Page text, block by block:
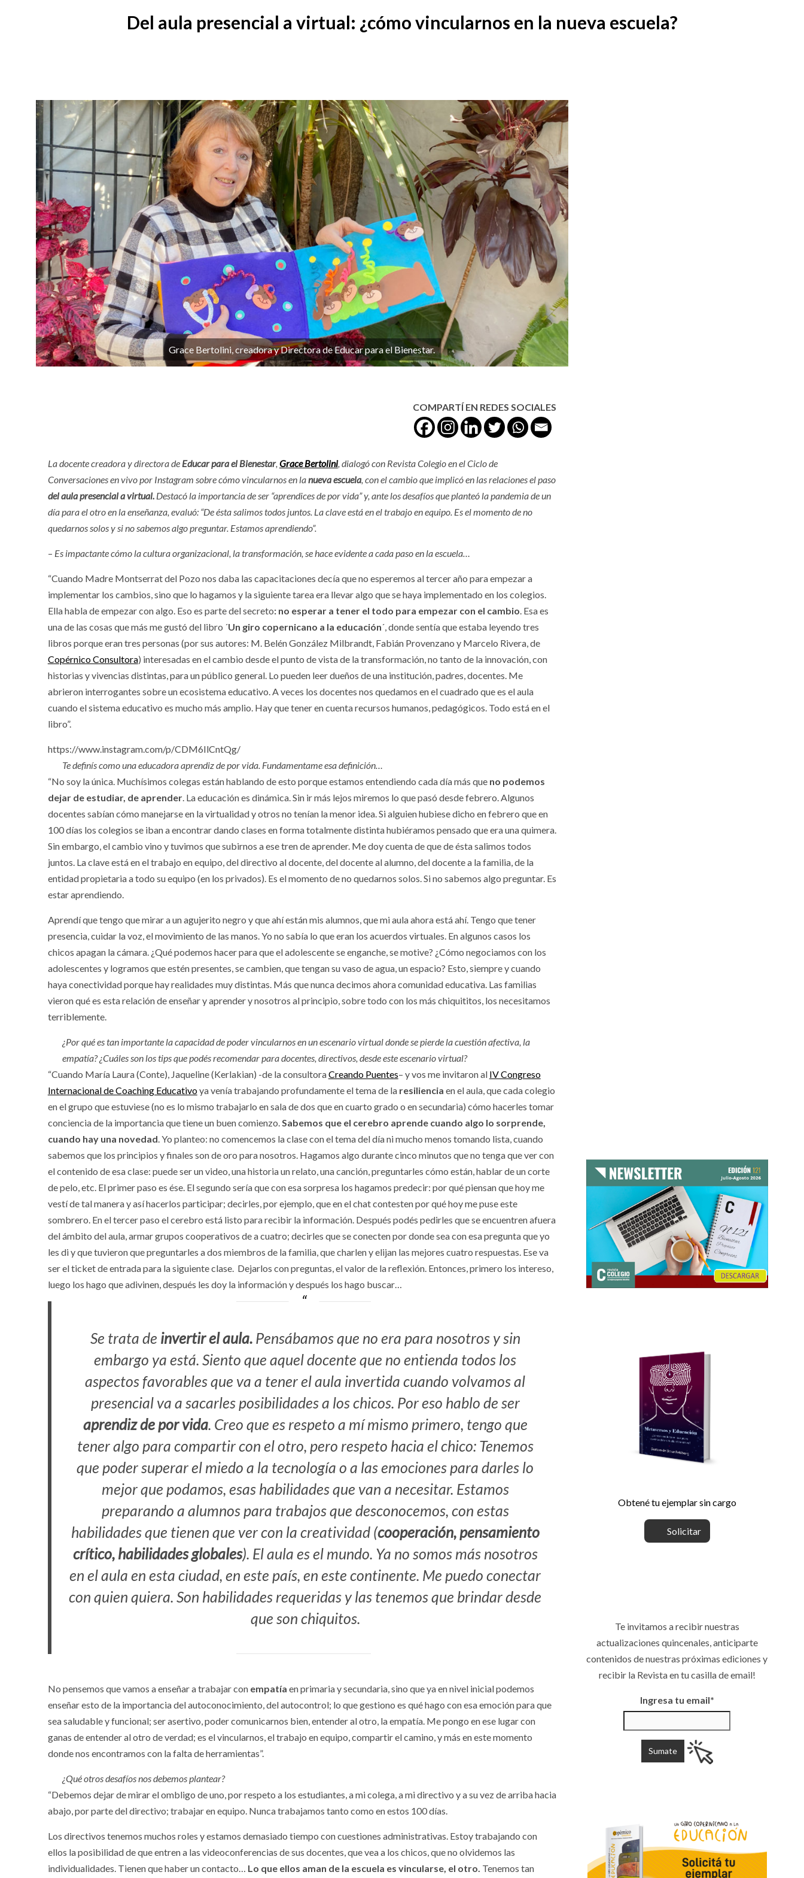
Del aula presencial a virtual: ¿cómo vincularnos en la nueva escuela?
Grace Bertolini, creadora y Directora de Educar para el Bienestar.
COMPARTÍ EN REDES SOCIALES
La docente creadora y directora de Educar para el Bienestar, Grace Bertolini, dialogó con Revista Colegio en el Ciclo de
Conversaciones en vivo por Instagram sobre cómo vincularnos en lanueva escuela, con el cambio que implicó en las relaciones el paso
del aula presencial a virtual.Destacó la importancia de ser “aprendices de por vida” y, ante los desafíos que planteó la pandemia de un
día para el otro en la enseñanza, evaluó: “De ésta salimos todos juntos. La clave está en el trabajo en equipo. Es el momento de no
quedarnos solos y si no sabemos algo preguntar. Estamos aprendiendo”.
– Es impactante cómo la cultura organizacional, la transformación, se hace evidente a cada paso en la escuela…
“Cuando Madre Montserrat del Pozo nos daba las capacitaciones decía que no esperemos al tercer año para empezar a
implementar los cambios, sino que lo hagamos y la siguiente tarea era llevar algo que se haya implementado en los colegios.
Ella habla de empezar con algo. Eso es parte del secreto: no esperar a tener el todo para empezar con el cambio . Esa es
una de las cosas que más me gustó del libro ´Un giro copernicano a la educación´, donde sentía que estaba leyendo tres
libros porque eran tres personas (por sus autores: M. Belén González Milbrandt, Fabián Provenzano y Marcelo Rivera, de
Copérnico Consultora) interesadas en el cambio desde el punto de vista de la transformación, no tanto de la innovación, con
historias y vivencias distintas, para un público general. Lo pueden leer dueños de una institución, padres, docentes. Me
abrieron interrogantes sobre un ecosistema educativo. A veces los docentes nos quedamos en el cuadrado que es el aula
cuando el sistema educativo es mucho más amplio. Hay que tener en cuenta recursos humanos, pedagógicos. Todo está en el
libro”.
https://www.instagram.com/p/CDM6IlCntQg/
Te definís como una educadora aprendiz de por vida. Fundamentame esa definición…
“No soy la única. Muchísimos colegas están hablando de esto porque estamos entendiendo cada día más que no podemos
dejar de estudiar, de aprender. La educación es dinámica. Sin ir más lejos miremos lo que pasó desde febrero. Algunos
docentes sabían cómo manejarse en la virtualidad y otros no tenían la menor idea. Si alguien hubiese dicho en febrero que en
100 días los colegios se iban a encontrar dando clases en forma totalmente distinta hubiéramos pensado que era una quimera.
Sin embargo, el cambio vino y tuvimos que subirnos a ese tren de aprender. Me doy cuenta de que de ésta salimos todos
juntos. La clave está en el trabajo en equipo, del directivo al docente, del docente al alumno, del docente a la familia, de la
entidad propietaria a todo su equipo (en los privados). Es el momento de no quedarnos solos. Si no sabemos algo preguntar. Es
estar aprendiendo.
Aprendí que tengo que mirar a un agujerito negro y que ahí están mis alumnos, que mi aula ahora está ahí. Tengo que tener
presencia, cuidar la voz, el movimiento de las manos. Yo no sabía lo que eran los acuerdos virtuales. En algunos casos los
chicos apagan la cámara. ¿Qué podemos hacer para que el adolescente se enganche, se motive? ¿Cómo negociamos con los
adolescentes y logramos que estén presentes, se cambien, que tengan su vaso de agua, un espacio? Esto, siempre y cuando
haya conectividad porque hay realidades muy distintas. Más que nunca decimos ahora comunidad educativa. Las familias
vieron qué es esta relación de enseñar y aprender y nosotros al principio, sobre todo con los más chiquititos, los necesitamos
terriblemente.
¿Por qué es tan importante la capacidad de poder vincularnos en un escenario virtual donde se pierde la cuestión afectiva, la
empatía? ¿Cuáles son los tips que podés recomendar para docentes, directivos, desde este escenario virtual?
“Cuando María Laura (Conte), Jaqueline (Kerlakian) -de la consultoraCreando Puentes– y vos me invitaron al IV Congreso
Internacional de Coaching Educativoya venía trabajando profundamente el tema de la resiliencia en el aula, que cada colegio
en el grupo que estuviese (no es lo mismo trabajarlo en sala de dos que en cuarto grado o en secundaria) cómo hacerles tomar
conciencia de la importancia que tiene un buen comienzo. Sabemos que el cerebro aprende cuando algo lo sorprende,
cuando hay una novedad . Yo planteo: no comencemos la clase con el tema del día ni mucho menos tomando lista, cuando
sabemos que los principios y finales son de oro para nosotros. Hagamos algo durante cinco minutos que no tenga que ver con
el contenido de esa clase: puede ser un video, una historia un relato, una canción, preguntarles cómo están, hablar de un corte
de pelo, etc. El primer paso es ése. El segundo sería que con esa sorpresa los hagamos predecir: por qué piensan que hoy me
vestí de tal manera y así hacerlos participar; decirles, por ejemplo, que en el chat contesten por qué hoy me puse este
sombrero. En el tercer paso el cerebro está listo para recibir la información. Después podés pedirles que se encuentren afuera
del ámbito del aula, armar grupos cooperativos de a cuatro; decirles que se conecten por donde sea con esa pregunta que yo
les di y que tuvieron que preguntarles a dos miembros de la familia, que charlen y elijan las mejores cuatro respuestas. Ese va
ser el ticket de entrada para la siguiente clase. Dejarlos con preguntas, el valor de la reflexión. Entonces, primero los intereso,
luego los hago que adivinen, después les doy la información y después los hago buscar…
Se trata de invertir el aula.Pensábamos que no era para nosotros y sin
embargo ya está. Siento que aquel docente que no entienda todos los
aspectos favorables que va a tener el aula invertida cuando volvamos al
presencial va a sacarles posibilidades a los chicos. Por eso hablo de ser
aprendiz de por vida. Creo que es respeto a mí mismo primero, tengo que
tener algo para compartir con el otro, pero respeto hacia el chico: Tenemos
que poder superar el miedo a la tecnología o a las emociones para darles lo
mejor que podamos, esas habilidades que van a necesitar. Estamos
preparando a alumnos para trabajos que desconocemos, con estas
habilidades que tienen que ver con la creatividad (cooperación, pensamiento
crítico, habilidades globales). El aula es el mundo. Ya no somos más nosotros
en el aula en esta ciudad, en este país, en este continente. Me puedo conectar
con quien quiera. Son habilidades requeridas y las tenemos que brindar desde
que son chiquitos.
No pensemos que vamos a enseñar a trabajar conempatía en primaria y secundaria, sino que ya en nivel inicial podemos
enseñar esto de la importancia del autoconocimiento, del autocontrol; lo que gestiono es qué hago con esa emoción para que
sea saludable y funcional; ser asertivo, poder comunicarnos bien, entender al otro, la empatía. Me pongo en ese lugar con
ganas de entender al otro de verdad; es el vincularnos, el trabajo en equipo, compartir el camino, y más en este momento
donde nos encontramos con la falta de herramientas”.
¿Qué otros desafíos nos debemos plantear?
“Debemos dejar de mirar el ombligo de uno, por respeto a los estudiantes, a mi colega, a mi directivo y a su vez de arriba hacia
abajo, por parte del directivo; trabajar en equipo. Nunca trabajamos tanto como en estos 100 días.
Los directivos tenemos muchos roles y estamos demasiado tiempo con cuestiones administrativas. Estoy trabajando con
ellos la posibilidad de que entren a las videoconferencias de sus docentes, que vea a los chicos, que no olvidemos las
individualidades. Tienen que haber un contacto… Lo que ellos aman de la escuela es vincularse, el otro. Tenemos tan
Obtené tu ejemplar sin cargo
Solicitar
Te invitamos a recibir nuestras
actualizaciones quincenales, anticiparte
contenidos de nuestras próximas ediciones y
recibir la Revista en tu casilla de email!
Ingresa tu email*